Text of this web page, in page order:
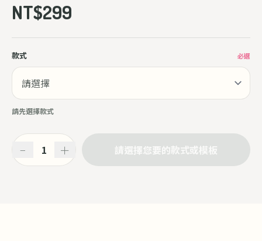
NT$299
款式 必選
請先選擇款式
− ＋ 請選擇您要的款式或模板